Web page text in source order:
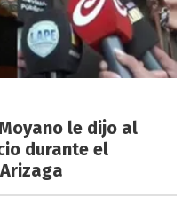
le dijo al
durante el